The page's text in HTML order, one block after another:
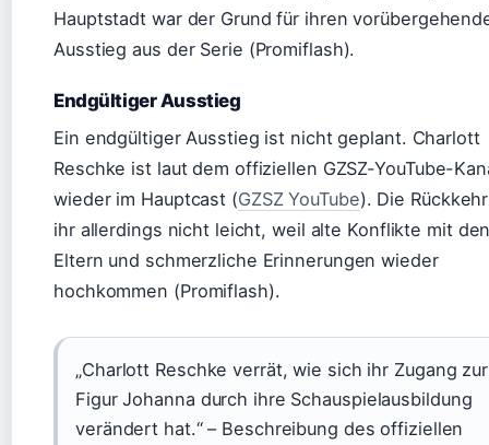
Hauptstadt war der Grund für ihren
Ausstieg aus der Serie (Promiflash).
Endgültiger Ausstieg
Ein endgültiger Ausstieg ist nicht geplant. Charlott
Reschke ist laut dem offiziellen GZSZ-YouTube-
wieder im Hauptcast (GZSZ YouTube). Die
ihr allerdings nicht leicht, weil alte Konflikte mit
Eltern und schmerzliche Erinnerungen wieder
hochkommen (Promiflash).
„Charlott Reschke verrät, wie sich ihr Zugang zur
Figur Johanna durch ihre Schauspielausbildung
verändert hat.“ – Beschreibung des offiziellen